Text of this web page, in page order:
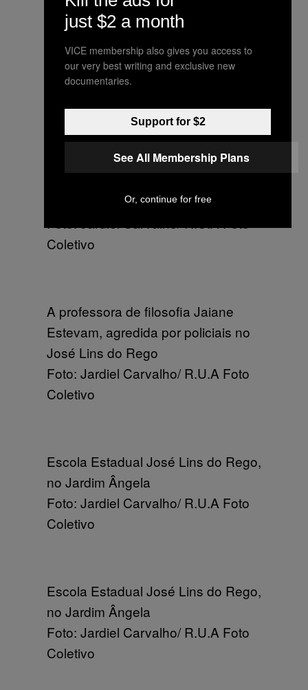
Escola Estadual Antônio Manoel
Alves de Lima, no Jardim São Luís
Foto: Jardiel Carvalho/ R.U.A Foto
A professora de filosofia Jaiane
José Lins do Rego
Coletivo
A professora de filosofia Jaiane
Estevam, agredida por policiais no
José Lins do Rego
Foto: Jardiel Carvalho/ R.U.A Foto
Coletivo
Escola Estadual José Lins do Rego,
no Jardim Ângela
Foto: Jardiel Carvalho/ R.U.A Foto
Coletivo
Escola Estadual José Lins do Rego,
no Jardim Ângela
Foto: Jardiel Carvalho/ R.U.A Foto
Coletivo
just $2 a month
VICE membership also gives you access to
our very best writing and exclusive new
documentaries.
Support for $2
See All Membership Plans
Or, continue for free